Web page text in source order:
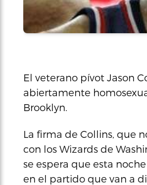
El veterano pívot Jason
abiertamente
Brooklyn.
La firma de Collins, que
con los Wizards de
se espera que esta
en el partido que van a